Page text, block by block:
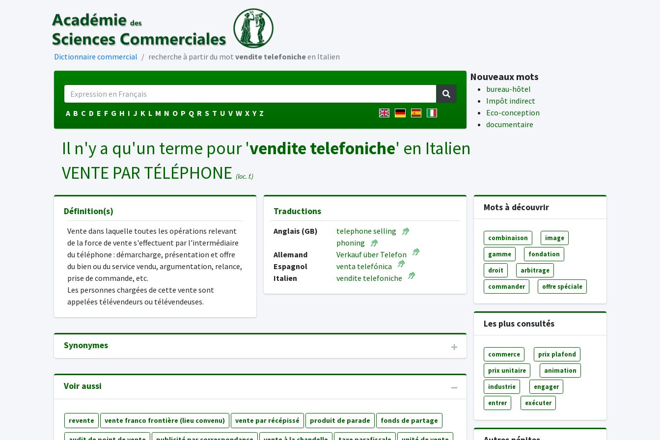
Dictionnaire commercial recherche à partir du mot vendite telefonicheen Italien
A B C D E F G H I J K L M N O P Q R S T U V W X Y Z
Nouveaux mots
bureau-hôtel
Impôt indirect
Eco-conception
documentaire
Il n'y a qu'un terme pour 'vendite telefoniche' en Italien
VENTE PAR TÉLÉPHONE (loc. f.)
Définition(s)
Vente dans laquelle toutes les opérations relevant
de la force de vente s'effectuent par l'intermédiaire
du téléphone : démarcharge, présentation et offre
du bien ou du service vendu, argumentation, relance,
prise de commande, etc.
Les personnes chargées de cette vente sont
appelées télévendeurs ou télévendeuses.
Traductions
Anglais (GB)
telephone selling
phoning
Allemand
Verkauf über Telefon
Espagnol
venta telefónica
Italien
vendite telefoniche
Synonymes
Voir aussi
revente vente franco frontière (lieu convenu) vente par récépissé produit de parade fonds de partage
Mots à découvrir
combinaison image
gamme fondation
droit arbitrage
commander offre spéciale
Les plus consultés
commerce prix plafond
prix unitaire animation
industrie engager
entrer exécuter